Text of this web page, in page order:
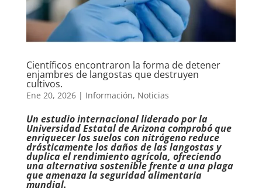
Científicos encontraron la forma de detener
enjambres de langostas que destruyen
cultivos.
Ene 20, 2026| Información, Noticias
Un estudio internacional liderado por la
Universidad Estatal de Arizona comprobó que
enriquecer los suelos con nitrógeno reduce
drásticamente los daños de las langostas y
duplica el rendimiento agrícola, ofreciendo
una alternativa sostenible frente a una plaga
que amenaza la seguridad alimentaria
mundial.